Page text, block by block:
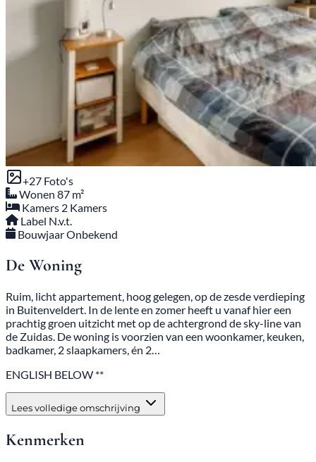
+27 Foto's
Wonen 87 m²
Kamers 2 Kamers
Label N.v.t.
BouwjaarOnbekend
De Woning
Ruim, licht appartement, hoog gelegen, op de zesde verdieping
in Buitenveldert. In de lente en zomer heeft u vanaf hier een
prachtig groen uitzicht met op de achtergrond de sky-line van
de Zuidas. De woning is voorzien van een woonkamer, keuken,
badkamer, 2 slaapkamers, én 2…
ENGLISH BELOW **
Lees volledige omschrijving
Kenmerken